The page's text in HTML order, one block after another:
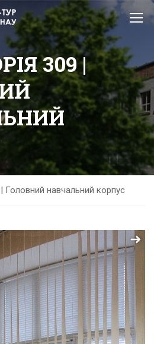
309 |
Головний навчальний корпус